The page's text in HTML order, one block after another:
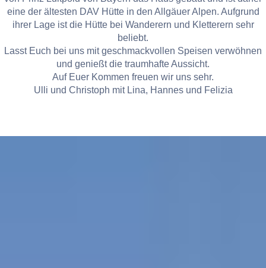
eine der ältesten DAV Hütte in den Allgäuer Alpen. Aufgrund
ihrer Lage ist die Hütte bei Wanderern und Kletterern sehr
beliebt.
Lasst Euch bei uns mit geschmackvollen Speisen verwöhnen
und genießt die traumhafte Aussicht.
Auf Euer Kommen freuen wir uns sehr.
Ulli und Christoph mit Lina, Hannes und Felizia